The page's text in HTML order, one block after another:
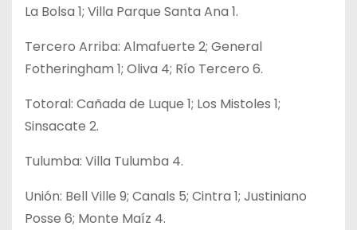
La Bolsa 1; Villa Parque Santa Ana 1.
Tercero Arriba: Almafuerte 2; General
Fotheringham 1; Oliva 4; Río Tercero 6.
Totoral: Cañada de Luque 1; Los Mistoles 1;
Sinsacate 2.
Tulumba: Villa Tulumba 4.
Unión: Bell Ville 9; Canals 5; Cintra 1; Justiniano
Posse 6; Monte Maíz 4.